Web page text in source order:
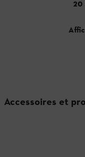
20
Accessoires et